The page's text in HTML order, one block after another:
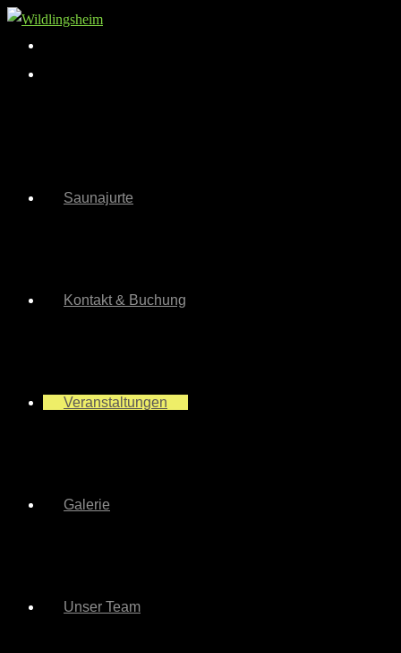
Zum
Inhalt
Saunajurte
Kontakt & Buchung
Veranstaltungen
Galerie
Unser Team